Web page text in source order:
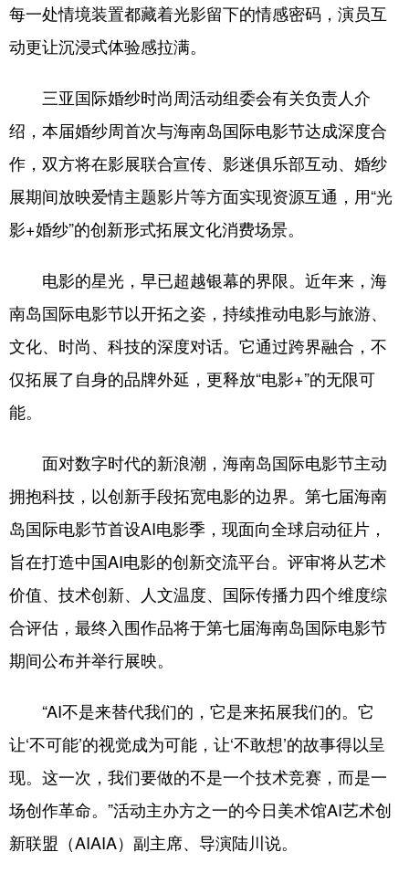
每一处情境装置都藏着光影留下的情感密码，演员互
动更让沉浸式体验感拉满。
三亚国际婚纱时尚周活动组委会有关负责人介
绍，本届婚纱周首次与海南岛国际电影节达成深度合
作，双方将在影展联合宣传、影迷俱乐部互动、婚纱
展期间放映爱情主题影片等方面实现资源互通，用“光
影+婚纱”的创新形式拓展文化消费场景。
电影的星光，早已超越银幕的界限。近年来，海
南岛国际电影节以开拓之姿，持续推动电影与旅游、
文化、时尚、科技的深度对话。它通过跨界融合，不
仅拓展了自身的品牌外延，更释放“电影+”的无限可
能。
面对数字时代的新浪潮，海南岛国际电影节主动
拥抱科技，以创新手段拓宽电影的边界。第七届海南
岛国际电影节首设AI电影季，现面向全球启动征片，
旨在打造中国AI电影的创新交流平台。评审将从艺术
价值、技术创新、人文温度、国际传播力四个维度综
合评估，最终入围作品将于第七届海南岛国际电影节
期间公布并举行展映。
“AI不是来替代我们的，它是来拓展我们的。它
让‘不可能’的视觉成为可能，让‘不敢想’的故事得以呈
现。这一次，我们要做的不是一个技术竞赛，而是一
场创作革命。”活动主办方之一的今日美术馆AI艺术创
新联盟（AIAIA）副主席、导演陆川说。